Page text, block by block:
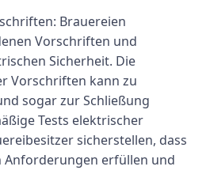
Brauereien
Vorschriften und
Sicherheit. Die
Vorschriften kann zu
sogar zur Schließung
Tests elektrischer
sicherstellen, dass
Anforderungen erfüllen und